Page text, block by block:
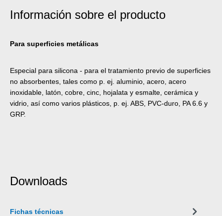
Información sobre el producto
Para superficies metálicas
Especial para silicona - para el tratamiento previo de superficies
no absorbentes, tales como p. ej. aluminio, acero, acero
inoxidable, latón, cobre, cinc, hojalata y esmalte, cerámica y
vidrio, así como varios plásticos, p. ej. ABS, PVC-duro, PA 6.6 y
GRP.
Downloads
Fichas técnicas